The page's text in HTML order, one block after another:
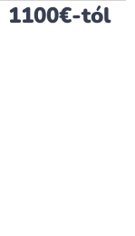
1100€-tól